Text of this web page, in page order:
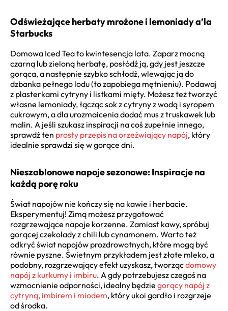
Odświeżające herbaty mrożone i lemoniady a’la
Starbucks
Domowa Iced Tea to kwintesencja lata. Zaparz mocną
czarną lub zieloną herbatę, posłódź ją, gdy jest jeszcze
gorąca, a następnie szybko schłodź, wlewając ją do
dzbanka pełnego lodu (to zapobiega mętnieniu). Podawaj
z plasterkami cytryny i listkami mięty. Możesz też tworzyć
własne lemoniady, łącząc sok z cytryny z wodą i syropem
cukrowym, a dla urozmaicenia dodać mus z truskawek lub
malin. A jeśli szukasz inspiracji na coś zupełnie innego,
sprawdź ten prosty przepis na orzeźwiający napój, który
idealnie sprawdzi się w gorące dni.
Nieszablonowe napoje sezonowe: Inspiracje na
każdą porę roku
Świat napojów nie kończy się na kawie i herbacie.
Eksperymentuj! Zimą możesz przygotować
rozgrzewające napoje korzenne. Zamiast kawy, spróbuj
gorącej czekolady z chili lub cynamonem. Warto też
odkryć świat napojów prozdrowotnych, które mogą być
równie pyszne. Świetnym przykładem jest złote mleko, a
podobny, rozgrzewający efekt uzyskasz, tworzącdomowy
napój z kurkumy i imbiru. A gdy potrzebujesz czegoś na
wzmocnienie odporności, idealny będzie gorący napój z
cytryną, imbirem i miodem, który ukoi gardło i rozgrzeje
od środka.